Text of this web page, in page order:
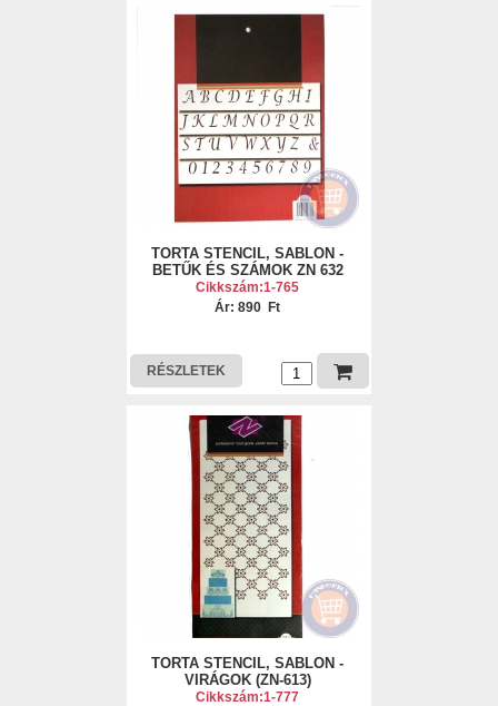
TORTA STENCIL, SABLON -
BETŰK ÉS SZÁMOK ZN 632
Cikkszám:1-765
Ár: 890 Ft
RÉSZLETEK
TORTA STENCIL, SABLON -
VIRÁGOK (ZN-613)
Cikkszám:1-777